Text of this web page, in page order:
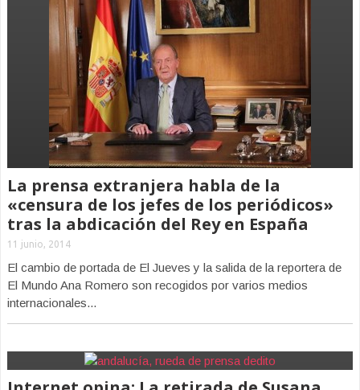
La prensa extranjera habla de la
«censura de los jefes de los periódicos»
tras la abdicación del Rey en España
11 junio, 2014
El cambio de portada de El Jueves y la salida de la reportera de
El Mundo Ana Romero son recogidos por varios medios
internacionales...